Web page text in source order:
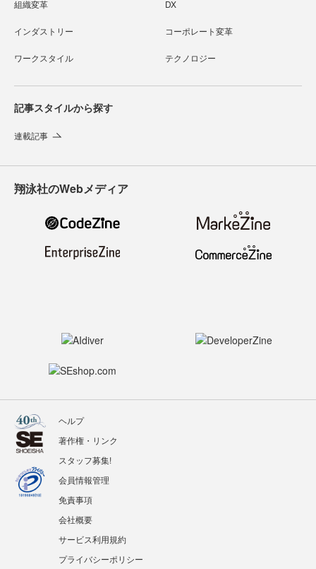
組織変革 DX
インダストリー コーポレート変革
ワークスタイル テクノロジー
記事スタイルから探す
連載記事
翔泳社のWebメディア
ヘルプ
著作権・リンク
スタッフ募集!
会員情報管理
免責事項
会社概要
サービス利用規約
プライバシーポリシー